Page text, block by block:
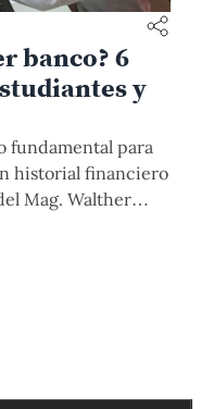
banco? 6
y
fundamental para
historial financiero
Mag. Walther
Académico de